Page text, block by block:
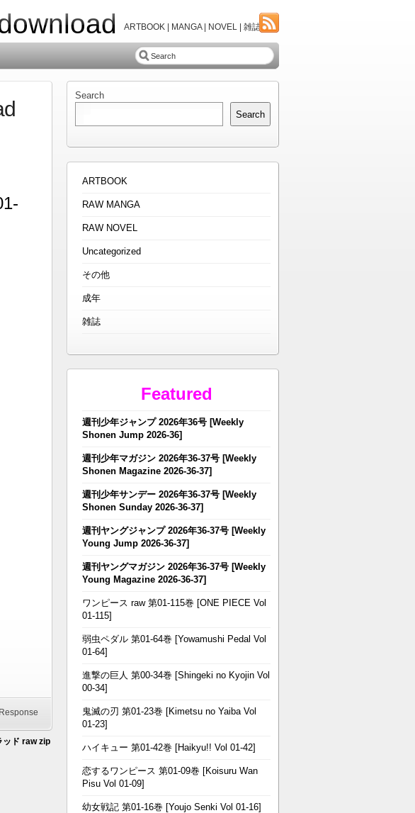
ARTBOOK | MANGA | NOVEL | 雑誌
ッド raw zip
Search
Search
ARTBOOK
RAW MANGA
RAW NOVEL
Uncategorized
その他
成年
雑誌
Featured
週刊少年ジャンプ 2026年36号 [Weekly
Shonen Jump 2026-36]
週刊少年マガジン 2026年36-37号 [Weekly
Shonen Magazine 2026-36-37]
週刊少年サンデー 2026年36-37号 [Weekly
Shonen Sunday 2026-36-37]
週刊ヤングジャンプ 2026年36-37号 [Weekly
Young Jump 2026-36-37]
週刊ヤングマガジン 2026年36-37号 [Weekly
Young Magazine 2026-36-37]
ワンピース raw 第01-115巻 [ONE PIECE Vol
01-115]
弱虫ペダル 第01-64巻 [Yowamushi Pedal Vol
01-64]
進撃の巨人 第00-34巻 [Shingeki no Kyojin Vol
00-34]
鬼滅の刃 第01-23巻 [Kimetsu no Yaiba Vol
01-23]
ハイキュー 第01-42巻 [Haikyu!! Vol 01-42]
恋するワンピース 第01-09巻 [Koisuru Wan
Pisu Vol 01-09]
幼女戦記 第01-16巻 [Youjo Senki Vol 01-16]